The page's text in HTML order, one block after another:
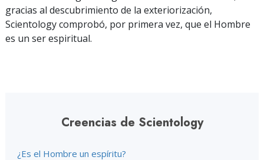
gracias al descubrimiento de la exteriorización,
Scientology comprobó, por primera vez, que el Hombre
es un ser espiritual.
Creencias de Scientology
¿Es el Hombre un espíritu?